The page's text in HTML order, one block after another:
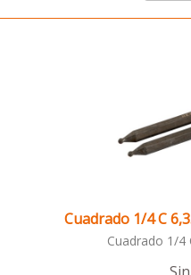
Cuadrado 1/4 C
Cuadrado 1/4